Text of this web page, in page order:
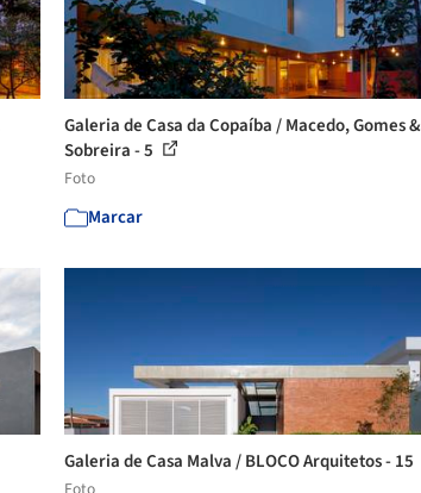
Galeria de Casa da Copaíba / Macedo, Gomes &
Sobreira - 5
Foto
Marcar
Galeria de Casa Malva / BLOCO Arquitetos - 15